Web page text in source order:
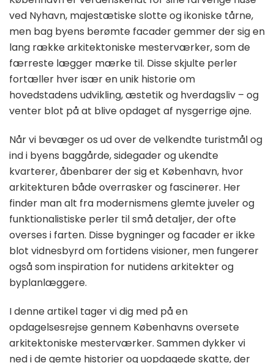
ved Nyhavn, majestætiske slotte og ikoniske tårne,
men bag byens berømte facader gemmer der sig en
lang række arkitektoniske mesterværker, som de
færreste lægger mærke til. Disse skjulte perler
fortæller hver især en unik historie om
hovedstadens udvikling, æstetik og hverdagsliv – og
venter blot på at blive opdaget af nysgerrige øjne.
Når vi bevæger os ud over de velkendte turistmål og
ind i byens baggårde, sidegader og ukendte
kvarterer, åbenbarer der sig et København, hvor
arkitekturen både overrasker og fascinerer. Her
finder man alt fra modernismens glemte juveler og
funktionalistiske perler til små detaljer, der ofte
overses i farten. Disse bygninger og facader er ikke
blot vidnesbyrd om fortidens visioner, men fungerer
også som inspiration for nutidens arkitekter og
byplanlæggere.
I denne artikel tager vi dig med på en
opdagelsesrejse gennem Københavns oversete
arkitektoniske mesterværker. Sammen dykker vi
ned i de gemte historier og uopdagede skatte, der